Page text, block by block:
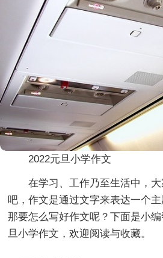
2022元旦小学作文
在学习、工作乃至生活中，
吧，作文是通过文字来表达一个主
那要怎么写好作文呢？下面是小
旦小学作文，欢迎阅读与收藏。